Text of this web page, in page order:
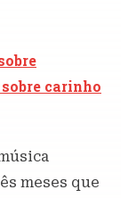
carinho
meses que